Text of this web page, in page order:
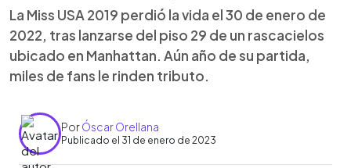
La Miss USA 2019 perdió la vida el 30 de enero de
2022, tras lanzarse del piso 29 de un rascacielos
ubicado en Manhattan. Aún año de su partida,
miles de fans le rinden tributo.
PorÓscar Orellana
Publicado el 31 de enero de 2023